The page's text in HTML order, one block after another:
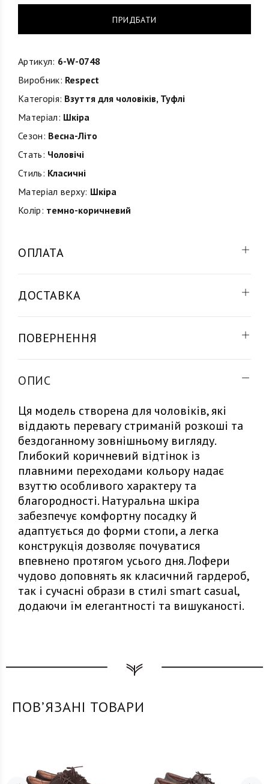
ПРИДБАТИ
Артикул: 6-W-0748
Виробник: Respect
Категорія: Взуття для чоловіків, Туфлі
Матеріал: Шкіра
Сезон: Весна-Літо
Стать: Чоловічі
Стиль: Класичні
Матеріал верху: Шкіра
Колір: темно-коричневий
ОПЛАТА
ДОСТАВКА
ПОВЕРНЕННЯ
ОПИС
Ця модель створена для чоловіків, які
віддають перевагу стриманій розкоші та
бездоганному зовнішньому вигляду.
Глибокий коричневий відтінок із
плавними переходами кольору надає
взуттю особливого характеру та
благородності. Натуральна шкіра
забезпечує комфортну посадку й
адаптується до форми стопи, а легка
конструкція дозволяє почуватися
впевнено протягом усього дня. Лофери
чудово доповнять як класичний гардероб,
так і сучасні образи в стилі smart casual,
додаючи їм елегантності та вишуканості.
ПОВʼЯЗАНІ ТОВАРИ